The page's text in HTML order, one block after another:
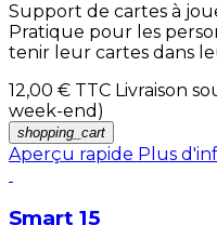
Support de cartes à
Pratique pour les
tenir leur cartes dans
12,00 € TTC Livraison
week-end)
shopping_cart
Aperçu rapide Plus
Smart 15